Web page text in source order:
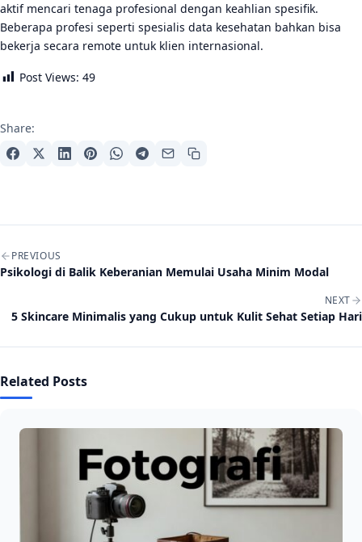
aktif mencari tenaga profesional dengan keahlian spesifik.
Beberapa profesi seperti spesialis data kesehatan bahkan bisa
bekerja secara remote untuk klien internasional.
Post Views: 49
Share:
Post navigation
PREVIOUS
Psikologi di Balik Keberanian Memulai Usaha Minim Modal
NEXT
5 Skincare Minimalis yang Cukup untuk Kulit Sehat Setiap Hari
Related Posts